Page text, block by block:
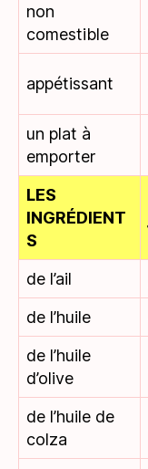
non
comestible
appétissant
un plat à
emporter
LES
INGRÉDIENT
S
de l’ail
de l’huile
de l’huile
d’olive
de l’huile de
colza